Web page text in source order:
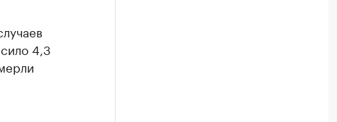
4,3